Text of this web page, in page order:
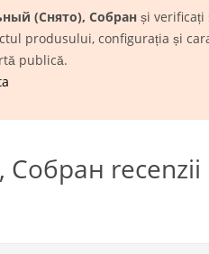
(Снято), Собран și verificați
produsului, configurația și
publică.
recenzii